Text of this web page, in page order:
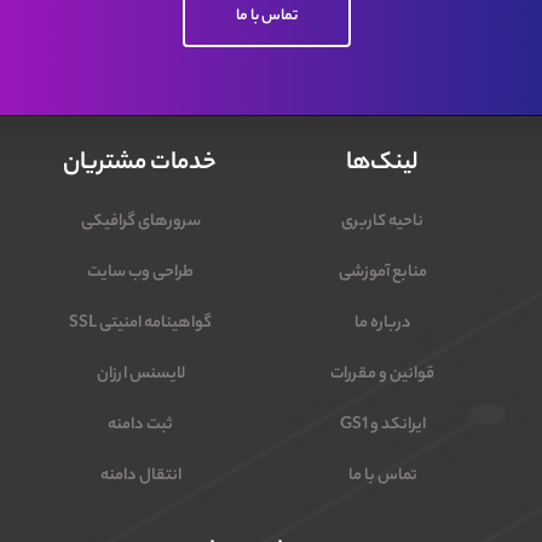
تماس با ما
خدمات مشتریان
سرورهای گرافیکی
طراحی وب سایت
گواهینامه امنیتی SSL
لایسنس ارزان
ثبت دامنه
انتقال دامنه
لینک‌ها
ناحیه کاربری
منابع آموزشی
درباره ما
قوانین و مقررات
ایرانکد و GS1
تماس با ما